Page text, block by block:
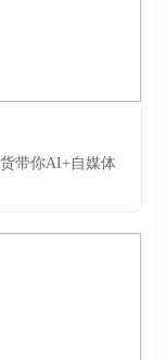
带你AI+自媒体